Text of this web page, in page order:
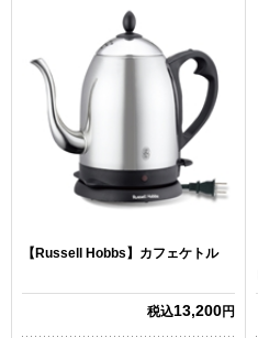
【Russell Hobbs】カフェケトル
税込13,200円